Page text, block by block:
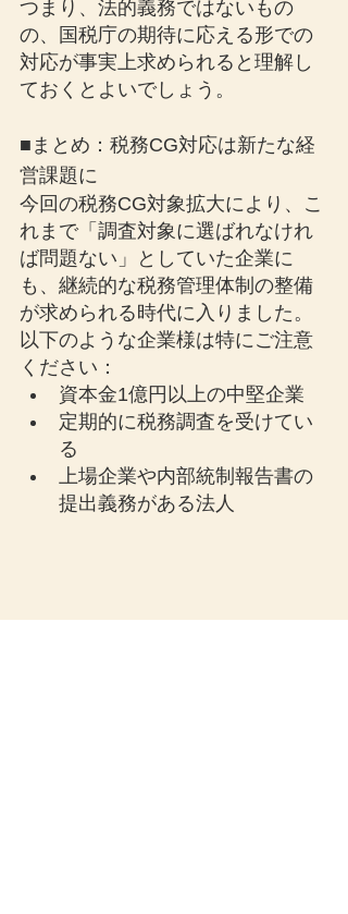
つまり、法的義務ではないもの
の、国税庁の期待に応える形での
対応が事実上求められると理解し
ておくとよいでしょう。
■まとめ：税務CG対応は新たな経
営課題に
今回の税務CG対象拡大により、こ
れまで「調査対象に選ばれなけれ
ば問題ない」としていた企業に
も、継続的な税務管理体制の整備
が求められる時代に入りました。
以下のような企業様は特にご注意
ください：
資本金1億円以上の中堅企業
定期的に税務調査を受けてい
る
上場企業や内部統制報告書の
提出義務がある法人